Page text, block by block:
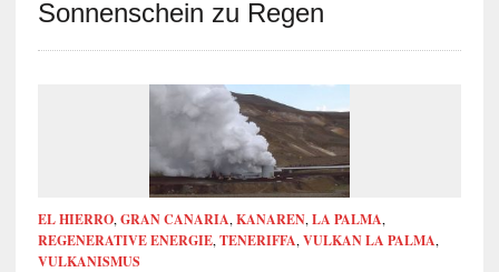
Sonnenschein zu Regen
EL HIERRO, GRAN CANARIA, KANAREN, LA PALMA,
REGENERATIVE ENERGIE, TENERIFFA, VULKAN LA PALMA,
VULKANISMUS